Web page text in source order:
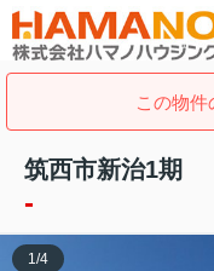
この物件
筑西市新治1期
-
1/4